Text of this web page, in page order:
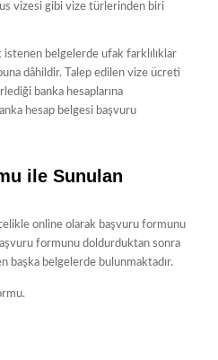
vizesi gibi vize türlerinden biri
istenen belgelerde ufak farklılıklar
dâhildir. Talep edilen vize ücreti
banka hesaplarına
hesap belgesi başvuru
ile Sunulan
online olarak başvuru formunu
formunu doldurduktan sonra
başka belgelerde bulunmaktadır.